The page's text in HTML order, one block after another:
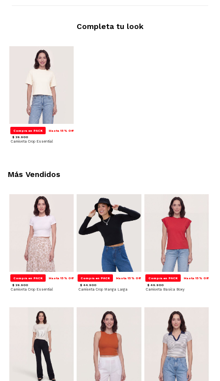
Compra en PACK Hasta 15% Off
$ 39.900
Camiseta Crop Essential
Completa tu look
Compra en PACK Hasta 15% Off
$ 39.900
Camiseta Crop Essential
Compra en PACK Hasta 15% Off
$ 44.900
Camiseta Crop Manga Larga
Compra en PACK Hasta 15% Off
$ 49.900
Camiseta Basica Boxy
Más Vendidos